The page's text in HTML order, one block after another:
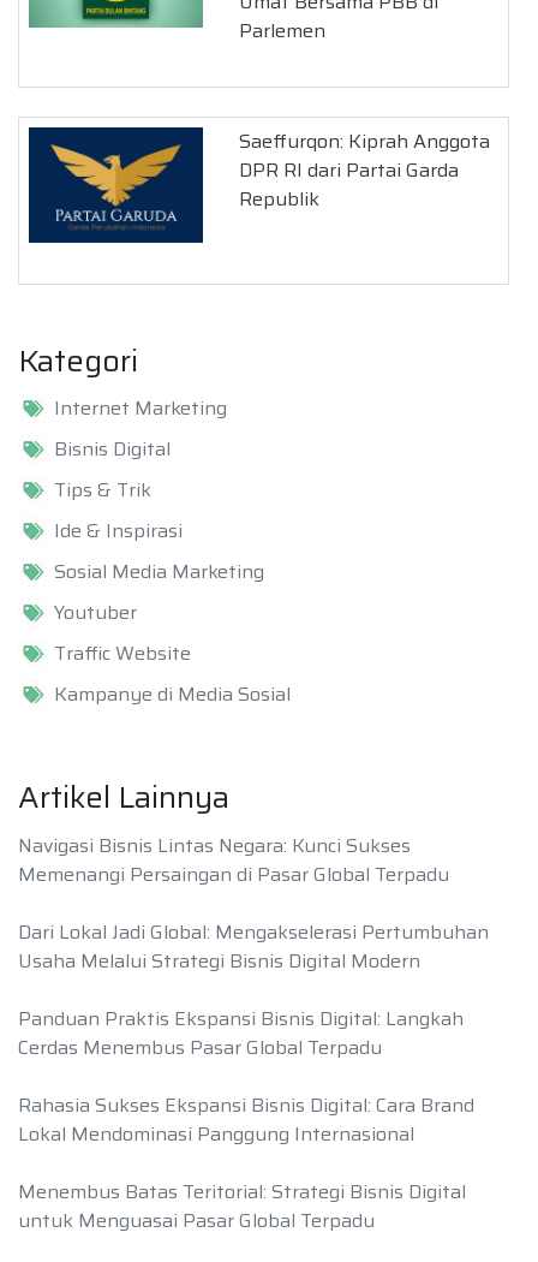
Parlemen
Saeffurqon: Kiprah Anggota
DPR RI dari Partai Garda
Republik
Kategori
Internet Marketing
Bisnis Digital
Tips & Trik
Ide & Inspirasi
Sosial Media Marketing
Youtuber
Traffic Website
Kampanye di Media Sosial
Artikel Lainnya
Navigasi Bisnis Lintas Negara: Kunci Sukses
Memenangi Persaingan di Pasar Global Terpadu
Dari Lokal Jadi Global: Mengakselerasi Pertumbuhan
Usaha Melalui Strategi Bisnis Digital Modern
Panduan Praktis Ekspansi Bisnis Digital: Langkah
Cerdas Menembus Pasar Global Terpadu
Rahasia Sukses Ekspansi Bisnis Digital: Cara Brand
Lokal Mendominasi Panggung Internasional
Menembus Batas Teritorial: Strategi Bisnis Digital
untuk Menguasai Pasar Global Terpadu